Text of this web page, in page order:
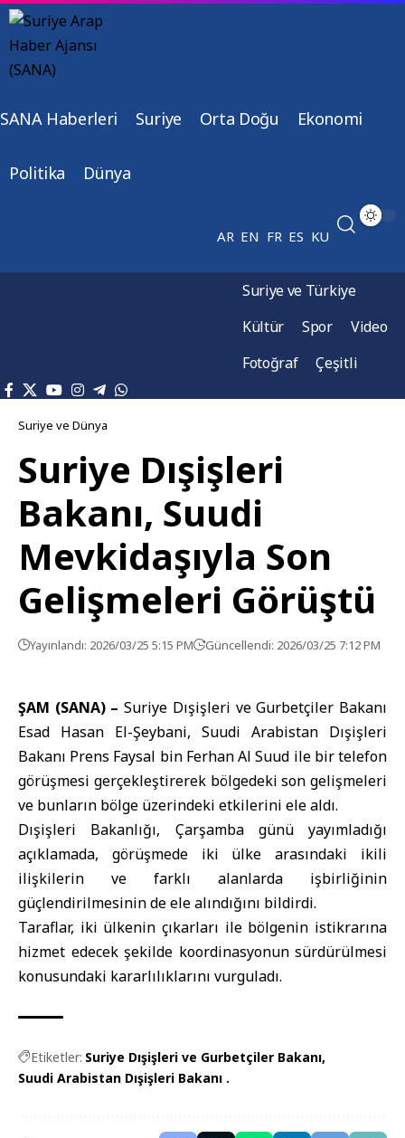
SANA Haberleri Suriye Orta Doğu Ekonomi
Politika Dünya
AR EN FR ES KU
Suriye ve Türkiye
Kültür
Spor
Video
Fotoğraf
Çeşitli
Suriye ve Dünya
Suriye Dışişleri
Bakanı, Suudi
Mevkidaşıyla Son
Gelişmeleri Görüştü
Yayınlandı: 2026/03/25 5:15 PM Güncellendi: 2026/03/25 7:12 PM
ŞAM (SANA) –Suriye Dışişleri ve Gurbetçiler Bakanı
Esad Hasan El-Şeybani, Suudi Arabistan Dışişleri
Bakanı Prens Faysal bin Ferhan Al Suud ile bir telefon
görüşmesi gerçekleştirerek bölgedeki son gelişmeleri
ve bunların bölge üzerindeki etkilerini ele aldı.
Dışişleri Bakanlığı, Çarşamba günü yayımladığı
açıklamada, görüşmede iki ülke arasındaki ikili
ilişkilerin ve farklı alanlarda işbirliğinin
güçlendirilmesinin de ele alındığını bildirdi.
Taraflar, iki ülkenin çıkarları ile bölgenin istikrarına
hizmet edecek şekilde koordinasyonun sürdürülmesi
konusundaki kararlılıklarını vurguladı.
Etiketler: Suriye Dışişleri ve Gurbetçiler Bakanı
Suudi Arabistan Dışişleri Bakanı .